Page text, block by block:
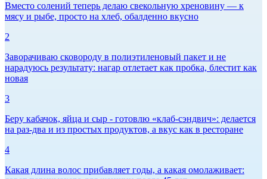
Вместо солений теперь делаю свекольную хреновину — к
мясу и рыбе, просто на хлеб, обалденно вкусно
2
Заворачиваю сковороду в полиэтиленовый пакет и не
нарадуюсь результату: нагар отлетает как пробка, блестит как
новая
3
Беру кабачок, яйца и сыр - готовлю «клаб-сэндвич»: делается
на раз-два и из простых продуктов, а вкус как в ресторане
4
Какая длина волос прибавляет годы, а какая омолаживает: